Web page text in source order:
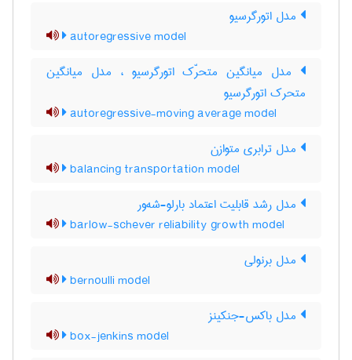
مدل اتورگرسیو
autoregressive model
مدل میانگین متحرّک اتورگرسیو ، مدل میانگین
متحرک اتورگرسیو
autoregressive-moving average model
مدل ترابری متوازن
balancing transportation model
مدل رشد قابلیت اعتماد بارلو-شه‌ور
barlow-schever reliability growth model
مدل برنولی
bernoulli model
مدل باکس-جنکینز
box-jenkins model